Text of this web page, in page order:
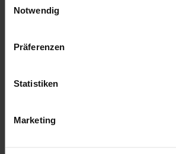
Notwendig
Präferenzen
Statistiken
Marketing